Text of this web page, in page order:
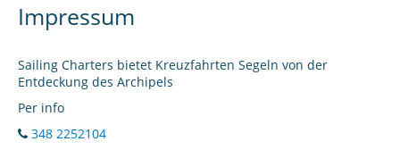
Impressum
Sailing Charters bietet Kreuzfahrten Segeln von der
Entdeckung des Archipels
Per info
348 2252104